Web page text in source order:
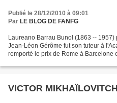
Publié le 28/12/2010 à 09:01
Par LE BLOG DE FANFG
Laureano Barrau Bunol (1863 --
Jean-Léon Gérôme fut son tuteur à
remporté le prix de Rome à Barcelone
VICTOR